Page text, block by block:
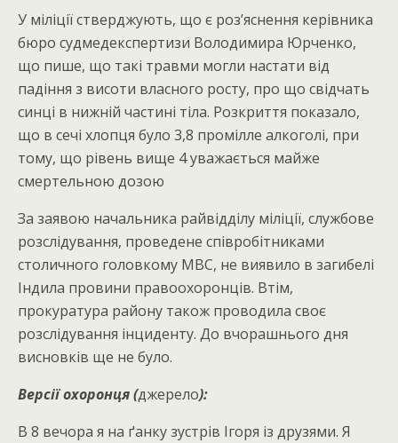
У міліції стверджують, що є роз’яснення керівника
бюро судмедекспертизи Володимира Юрченко,
що пише, що такі травми могли настати від
падіння з висоти власного росту, про що свідчать
синці в нижній частині тіла. Розкриття показало,
що в сечі хлопця було 3,8 промілле алкоголі, при
тому, що рівень вище 4 уважається майже
смертельною дозою
За заявою начальника райвідділу міліції, службове
розслідування, проведене співробітниками
столичного головкому МВС, не виявило в загибелі
Індила провини правоохоронців. Втім,
прокуратура району також проводила своє
розслідування інциденту. До вчорашнього дня
висновків ще не було.
Версії охоронця (джерело):
В 8 вечора я на ґанку зустрів Ігоря із друзями. Я